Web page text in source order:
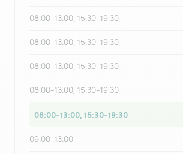
08:00-13:00, 15:30-19:30
08:00-13:00, 15:30-19:30
08:00-13:00, 15:30-19:30
08:00-13:00, 15:30-19:30
08:00-13:00, 15:30-19:30
09:00-13:00